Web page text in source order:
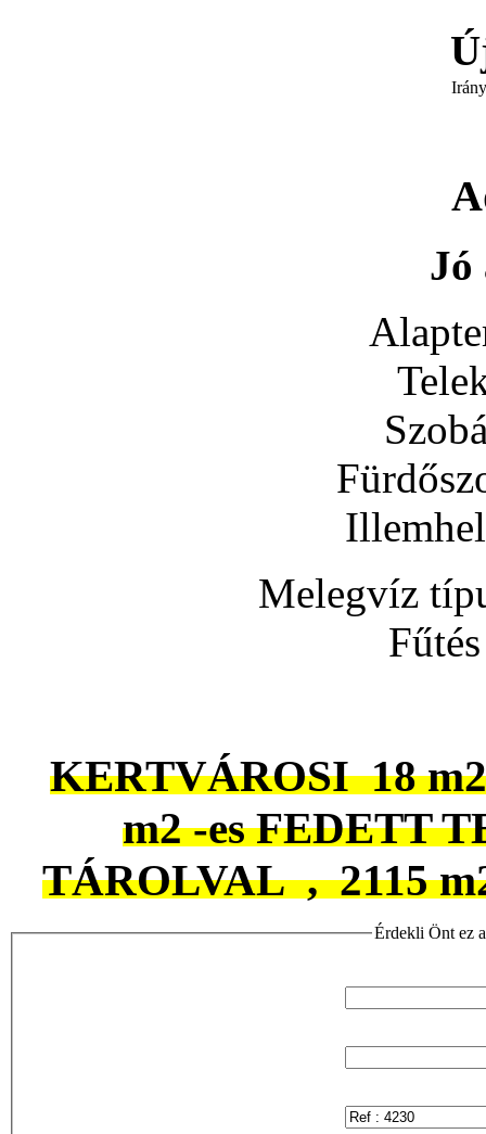
Jó
Melegvíz
KERTVÁROSI 18
m2 -es FEDETT
TÁROLVAL , 2115
Érdekli Önt ez